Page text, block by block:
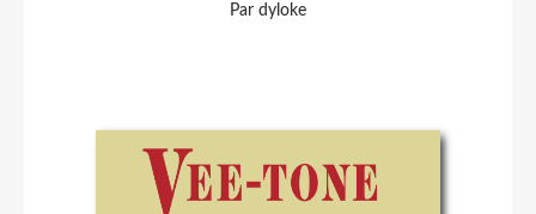
Par dyloke